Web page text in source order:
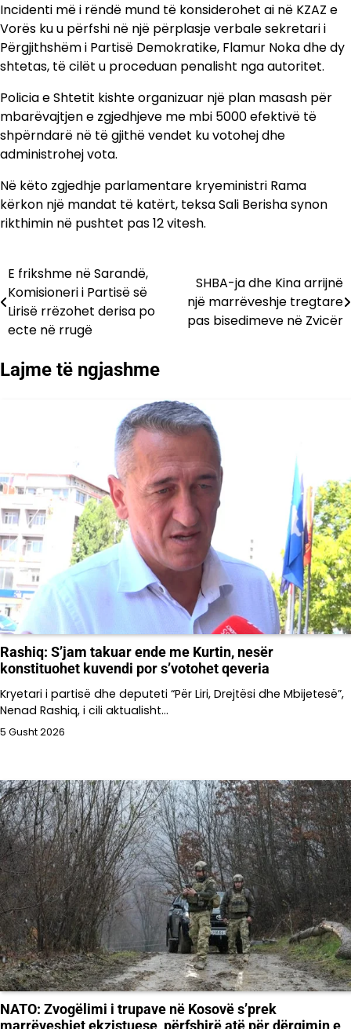
Incidenti më i rëndë mund të konsiderohet ai në KZAZ e
Vorës ku u përfshi në një përplasje verbale sekretari i
Përgjithshëm i Partisë Demokratike, Flamur Noka dhe dy
shtetas, të cilët u proceduan penalisht nga autoritet.
Policia e Shtetit kishte organizuar një plan masash për
mbarëvajtjen e zgjedhjeve me mbi 5000 efektivë të
shpërndarë në të gjithë vendet ku votohej dhe
administrohej vota.
Në këto zgjedhje parlamentare kryeministri Rama
kërkon një mandat të katërt, teksa Sali Berisha synon
rikthimin në pushtet pas 12 vitesh.
Lëvizje
te
postimet
E frikshme në Sarandë,
Komisioneri i Partisë së
Lirisë rrëzohet derisa po
ecte në rrugë
SHBA-ja dhe Kina arrijnë
një marrëveshje tregtare
pas bisedimeve në Zvicër
Lajme të ngjashme
​Rashiq: S’jam takuar ende me Kurtin, nesër
konstituohet kuvendi por s’votohet qeveria
Kryetari i partisë dhe deputeti “Për Liri, Drejtësi dhe Mbijetesë”,
Nenad Rashiq, i cili aktualisht…
5 Gusht 2026
NATO: Zvogëlimi i trupave në Kosovë s’prek
marrëveshjet ekzistuese, përfshirë atë për dërgimin e